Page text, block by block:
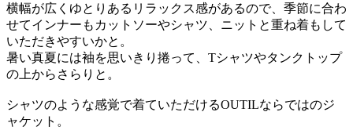
横幅が広くゆとりあるリラックス感があるので、季節に合わ
せてインナーもカットソーやシャツ、ニットと重ね着もして
いただきやすいかと。
暑い真夏には袖を思いきり捲って、Tシャツやタンクトップ
の上からさらりと。
シャツのような感覚で着ていただけるOUTILならではのジ
ャケット。